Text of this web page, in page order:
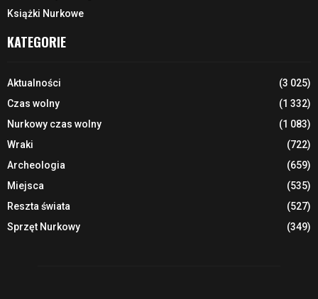
Książki Nurkowe
KATEGORIE
Aktualności
(3 025)
Czas wolny
(1 332)
Nurkowy czas wolny
(1 083)
Wraki
(722)
Archeologia
(659)
Miejsca
(535)
Reszta świata
(527)
Sprzęt Nurkowy
(349)